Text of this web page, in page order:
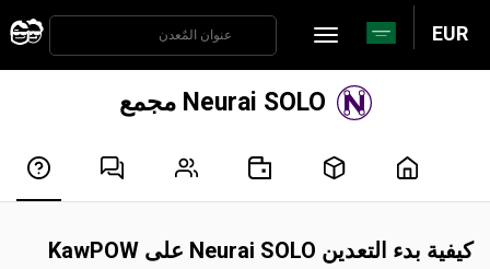
EUR
Neurai SOLO مجمع
كيفية بدء التعدين Neurai SOLO على KawPOW